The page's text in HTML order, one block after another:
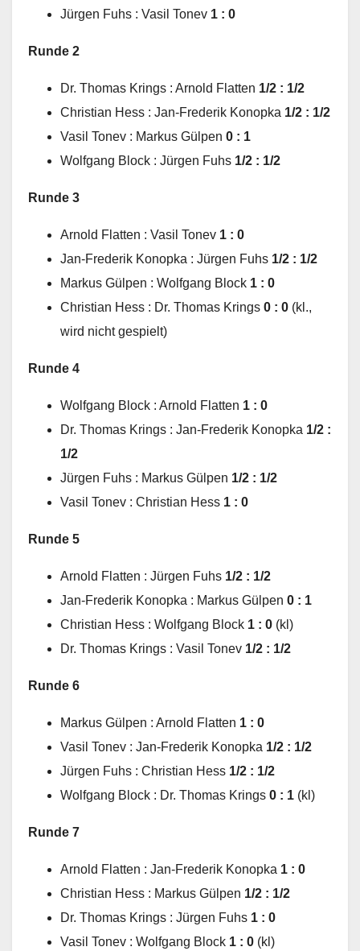
Jürgen Fuhs : Vasil Tonev 1 : 0
Runde 2
Dr. Thomas Krings : Arnold Flatten 1/2 : 1/2
Christian Hess : Jan-Frederik Konopka 1/2 : 1/2
Vasil Tonev : Markus Gülpen 0 : 1
Wolfgang Block : Jürgen Fuhs 1/2 : 1/2
Runde 3
Arnold Flatten : Vasil Tonev 1 : 0
Jan-Frederik Konopka : Jürgen Fuhs 1/2 : 1/2
Markus Gülpen : Wolfgang Block 1 : 0
Christian Hess : Dr. Thomas Krings 0 : 0 (kl.,
wird nicht gespielt)
Runde 4
Wolfgang Block : Arnold Flatten 1 : 0
Dr. Thomas Krings : Jan-Frederik Konopka 1/2 :
1/2
Jürgen Fuhs : Markus Gülpen 1/2 : 1/2
Vasil Tonev : Christian Hess 1 : 0
Runde 5
Arnold Flatten : Jürgen Fuhs 1/2 : 1/2
Jan-Frederik Konopka : Markus Gülpen 0 : 1
Christian Hess : Wolfgang Block 1 : 0 (kl)
Dr. Thomas Krings : Vasil Tonev 1/2 : 1/2
Runde 6
Markus Gülpen : Arnold Flatten 1 : 0
Vasil Tonev : Jan-Frederik Konopka 1/2 : 1/2
Jürgen Fuhs : Christian Hess 1/2 : 1/2
Wolfgang Block : Dr. Thomas Krings 0 : 1 (kl)
Runde 7
Arnold Flatten : Jan-Frederik Konopka 1 : 0
Christian Hess : Markus Gülpen 1/2 : 1/2
Dr. Thomas Krings : Jürgen Fuhs 1 : 0
Vasil Tonev : Wolfgang Block 1 : 0 (kl)